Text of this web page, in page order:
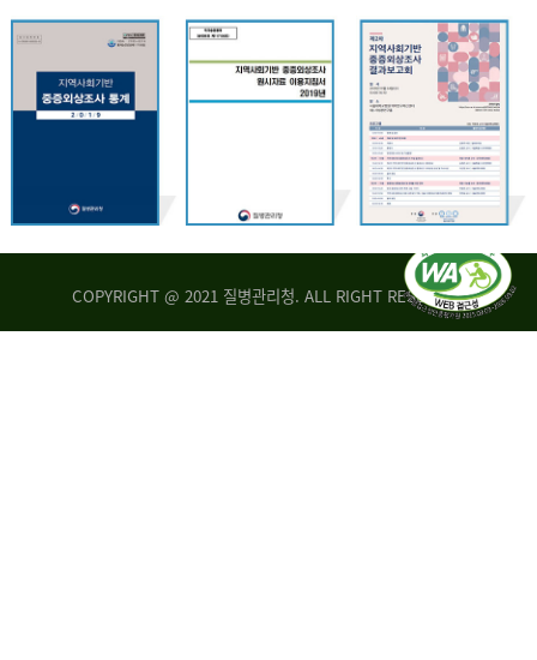
COPYRIGHT @ 2021 질병관리청. ALL RIGHT RESERVED